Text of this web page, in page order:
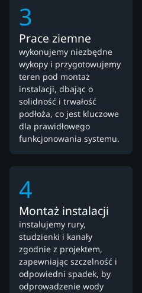
3
Prace ziemne
wykonujemy niezbędne
wykopy i przygotowujemy
teren pod montaż
instalacji, dbając o
solidność i trwałość
podłoża, co jest kluczowe
dla prawidłowego
funkcjonowania systemu.
4
Montaż instalacji
instalujemy rury,
studzienki i kanały
zgodnie z projektem,
zapewniając szczelność i
odpowiedni spadek, by
odprowadzenie wody